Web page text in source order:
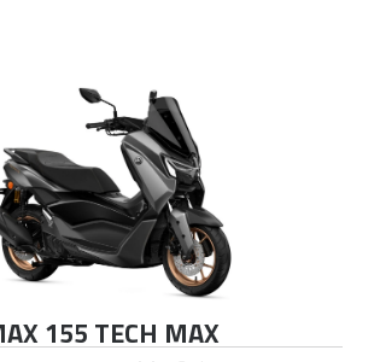
155 TECH MAX